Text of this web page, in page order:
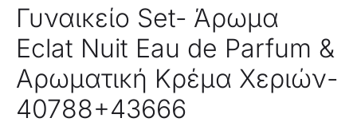
Γυναικείο Set- Άρωμα
Eclat Nuit Eau de Parfum &
Αρωματική Κρέμα Χεριών-
40788+43666